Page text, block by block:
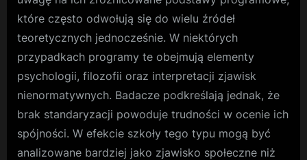
które często odwołują się do wielu źródeł
teoretycznych jednocześnie. W niektórych
przypadkach programy te obejmują elementy
psychologii, filozofii oraz interpretacji zjawisk
nienormatywnych. Badacze podkreślają jednak, że
brak standaryzacji powoduje trudności w ocenie ich
spójności. W efekcie szkoły tego typu mogą być
analizowane bardziej jako zjawisko społeczne niż